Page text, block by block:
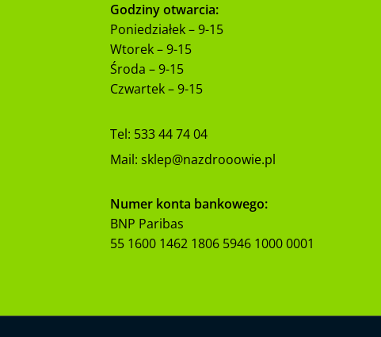
Godziny otwarcia:
Poniedziałek – 9-15
Wtorek – 9-15
Środa – 9-15
Czwartek – 9-15
Tel: 533 44 74 04
Mail: sklep@nazdrooowie.pl
Numer konta bankowego:
BNP Paribas
55 1600 1462 1806 5946 1000 0001